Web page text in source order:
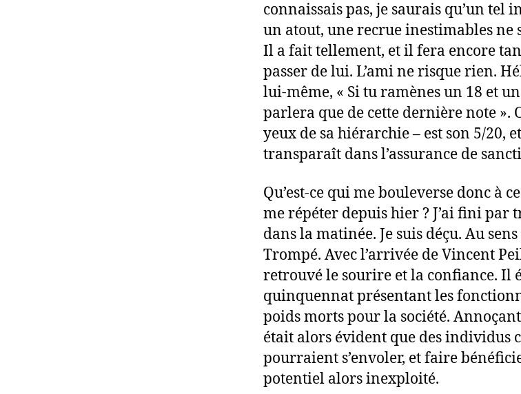
connaissais pas, je saurais qu’un tel
un atout, une recrue inestimables ne
Il a fait tellement, et il fera encore
passer de lui. L’ami ne risque rien.
lui-même, « Si tu ramènes un 18 et
parlera que de cette dernière note ».
yeux de sa hiérarchie – est son 5/20,
transparaît dans l’assurance de
Qu’est-ce qui me bouleverse donc à
me répéter depuis hier ? J’ai fini par
dans la matinée. Je suis déçu. Au
Trompé. Avec l’arrivée de Vincent
retrouvé le sourire et la confiance. Il
quinquennat présentant les
poids morts pour la société.
était alors évident que des individus
pourraient s’envoler, et faire
potentiel alors inexploité.